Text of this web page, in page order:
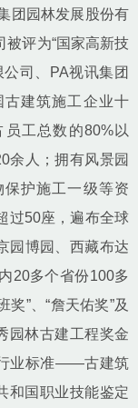
园林发展股份有
被评为“国家高新技
司、PA视讯集团
建筑施工企业十
工总数的80%以
余人；拥有风景园
护施工一级等资
过50座，遍布全球
园博园、西藏布达
20多个省份100多
”、“詹天佑奖”及
园林古建工程奖金
业标准——古建筑
和国职业技能鉴定